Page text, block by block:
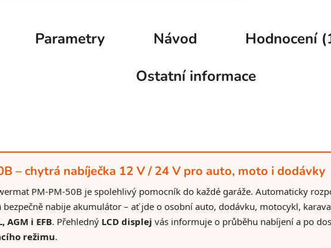
Parametry Návod Hodnocení
Ostatní informace
– chytrá nabíječka 12 V / 24 V pro auto, moto i dodávky
PM-PM-50B je spolehlivý pomocník do každé garáže. Automaticky
nabije akumulátor – ať jde o osobní auto, dodávku, motocykl,
AGM i EFB. Přehledný LCD displej vás informuje o průběhu nabíjení a po
režimu.